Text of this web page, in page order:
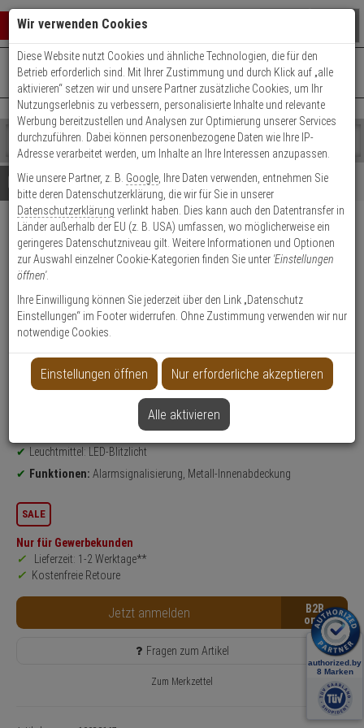
Warenkorb schließen
0 ARTIKEL IM WARENKORB
Ihr Warenkorb ist momentan leer.
Ergebnisse ()
Fertig
Shop
durchsuchen
Bitte
geben
Sie
mindestens
Zeichen
ein,
um
Suche
Es
wurde
noch
Kategorien
Suche
gestartet
+49 (0)821 899 493-0Mo. - Do.: 8:00 - 16:30 | Fr.: 8:00 - 14:00 Uhr
Kontaktservice nutzen
Details Beratung
Satel SP-4006 R Außensirene
rot 120dB 6V/1,3Ah
Produktmerkmale
Datenblatt drucken
Produktinformationen
Sirene
Außenbereich
120 dB
Leuchtmittel: LED-Blitzlicht
Funktionen: Alarmsignalisierung, Metall-Innenabdeckung
SALE
Nur für Gewerbekunden
Lieferzeit: 1-2 Werktage**
Kostenfreie Retoure
Jetzt anmelden B2B
Fragen zum Artikel
Zum Merkzettel
Wir verwenden Cookies
Diese Website nutzt Cookies und ähnliche Technologien, die für den
Betrieb erforderlich sind. Mit Ihrer Zustimmung und durch Klick auf „alle
aktivieren“ setzen wir und unsere Partner zusätzliche Cookies, um Ihr
Nutzungserlebnis zu verbessern, personalisierte Inhalte und relevante
Werbung bereitzustellen und Analysen zur Optimierung unserer Services
durchzuführen. Dabei können personenbezogene Daten wie Ihre IP-
Adresse verarbeitet werden, um Inhalte an Ihre Interessen anzupassen.
Wie unsere Partner, z. B. Google , Ihre Daten verwenden, entnehmen Sie
bitte deren Datenschutzerklärung, die wir für Sie in unserer
Datenschutzerklärung verlinkt haben. Dies kann auch den Datentransfer in
Länder außerhalb der EU (z. B. USA) umfassen, wo möglicherweise ein
geringeres Datenschutzniveau gilt. Weitere Informationen und Optionen
zur Auswahl einzelner Cookie-Kategorien finden Sie unter 'Einstellungen
öffnen'.
Ihre Einwilligung können Sie jederzeit über den Link „Datenschutz
Einstellungen“ im Footer widerrufen. Ohne Zustimmung verwenden wir nur
notwendige Cookies.
Einstellungen öffnen Nur erforderliche akzeptieren
Alle aktivieren